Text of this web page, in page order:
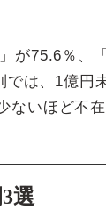
が75.6％、
は、1億円
ないほど不
選